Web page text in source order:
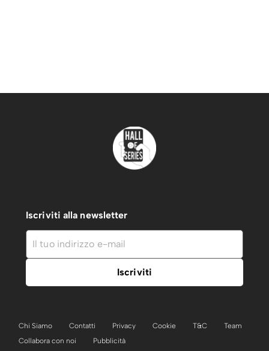
Iscriviti alla newsletter
Chi Siamo Contatti Privacy Cookie T&C
Team
Collabora con noi
Pubblicità